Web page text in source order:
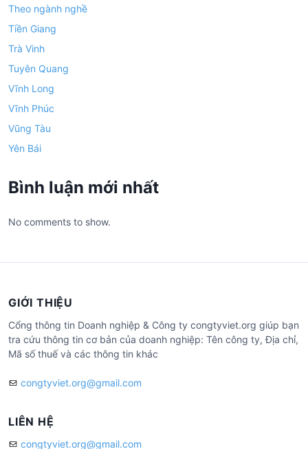
Theo ngành nghề
Tiền Giang
Trà Vinh
Tuyên Quang
Vĩnh Long
Vĩnh Phúc
Vũng Tàu
Yên Bái
Bình luận mới nhất
No comments to show.
GIỚI THIỆU
Cổng thông tin Doanh nghiệp & Công ty congtyviet.org giúp bạn
tra cứu thông tin cơ bản của doanh nghiệp: Tên công ty, Địa chỉ,
Mã số thuế và các thông tin khác
congtyviet.org@gmail.com
LIÊN HỆ
congtyviet.org@gmail.com